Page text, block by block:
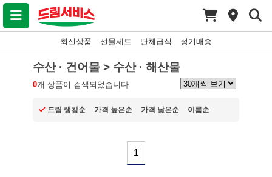
최신상품 선물세트 단체급식 정기배송
0개 상품이 검색되었습니다.
수산 · 건어물 > 수산 · 해산물
드림 랭킹순 가격 높은순 가격 낮은순 이름순
1